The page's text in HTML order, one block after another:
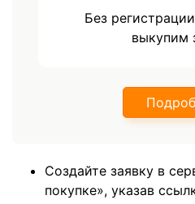
Без
выкупим
Создайте заявку в
покупке», указав